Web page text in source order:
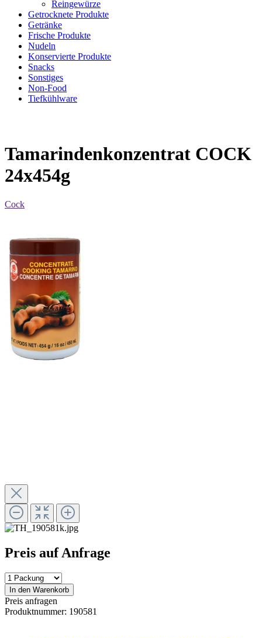
Reingewürze
Getrocknete Produkte
Getränke
Frische Produkte
Nudeln
Konservierte Produkte
Snacks
Sonstiges
Non-Food
Tiefkühlware
Tamarindenkonzentrat COCK
24x454g
Cock
Preis auf Anfrage
In den Warenkorb
Preis anfragen
Produktnummer: 190581